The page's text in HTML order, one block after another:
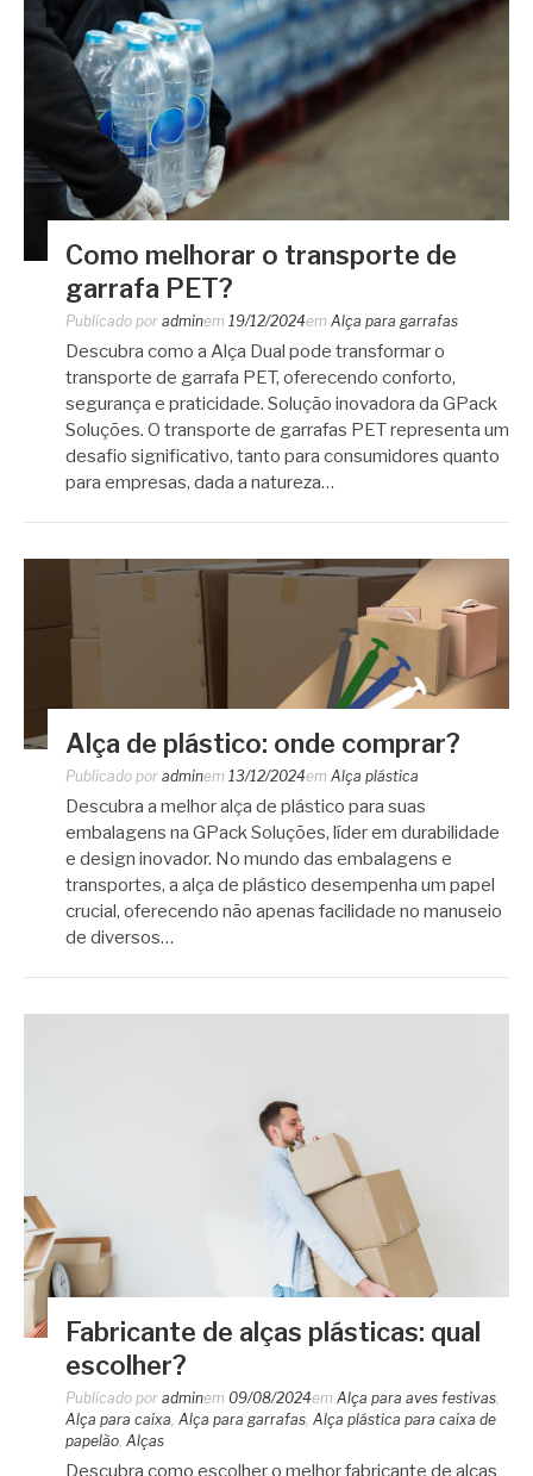
Como melhorar o transporte de
garrafa PET?
Publicado por adminem 19/12/2024em Alça para garrafas
Descubra como a Alça Dual pode transformar o
transporte de garrafa PET, oferecendo conforto,
segurança e praticidade. Solução inovadora da GPack
Soluções. O transporte de garrafas PET representa um
desafio significativo, tanto para consumidores quanto
para empresas, dada a natureza…
Alça de plástico: onde comprar?
Publicado por adminem 13/12/2024em Alça plástica
Descubra a melhor alça de plástico para suas
embalagens na GPack Soluções, líder em durabilidade
e design inovador. No mundo das embalagens e
transportes, a alça de plástico desempenha um papel
crucial, oferecendo não apenas facilidade no manuseio
de diversos…
Fabricante de alças plásticas: qual
escolher?
Publicado por adminem 09/08/2024em Alça para aves festivas,
Alça para caixa, Alça para garrafas, Alça plástica para caixa de
papelão, Alças
Descubra como escolher o melhor fabricante de alças